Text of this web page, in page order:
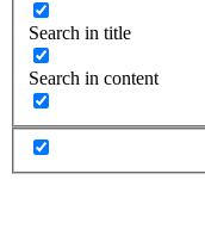
Search in title
Search in content